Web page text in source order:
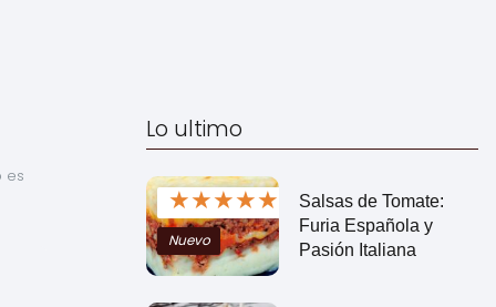
es
Lo ultimo
★★★★★
Nuevo
Salsas de Tomate:
Furia Española y
Pasión Italiana